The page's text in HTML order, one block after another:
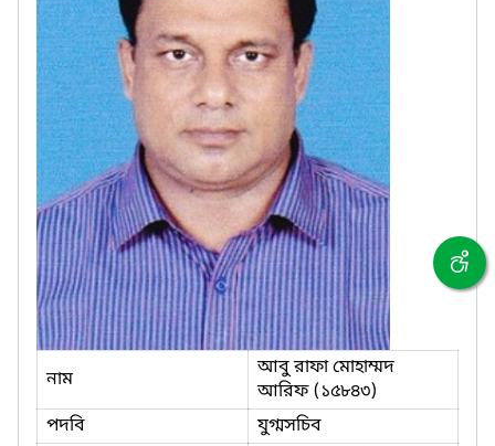
নাম
আবু রাফা মোহাম্মদ
আরিফ (১৫৮৪৩)
পদবি
যুগ্মসচিব